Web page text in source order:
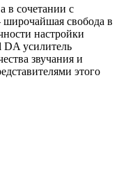
в сочетании с
широчайшая свобода в
настройки
DA усилитель
звучания и
этого